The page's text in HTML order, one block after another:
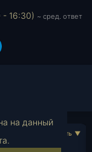
- 16:30) ~ сред. ответ
на данный